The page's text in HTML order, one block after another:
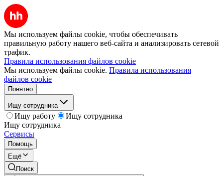
Мы используем файлы cookie, чтобы обеспечивать
правильную работу нашего веб-сайта и анализировать сетевой
трафик.
Правила использования файлов cookie
Мы используем файлы cookie. Правила использования
файлов cookie
Понятно
Ищу сотрудника
Ищу работу
Ищу сотрудника
Ищу сотрудника
Сервисы
Помощь
Ещё
Поиск